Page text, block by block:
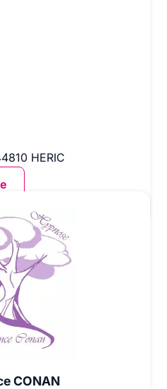
hypnotherapeute
HERIC
CONAN